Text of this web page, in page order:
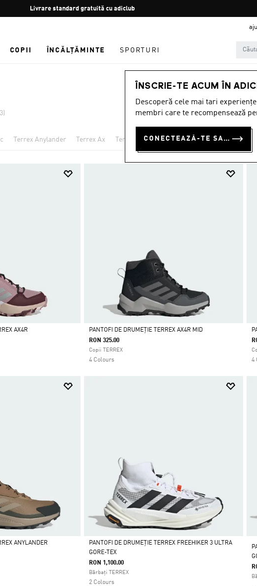
Oprește
rotația
Retur gratuit
COPII ÎNCĂLȚĂMINTE SPORTURI
ÎNSCRIE-TE ACUM ÎN
Descoperă cele mai tari
membri care te recompensează
CONECTEAZĂ-TE SAU ÎNSCRIE-TE ACUM
Terrex Anylander Terrex Ax Terrex Eastrail Terrex Free Hiker Terrex
AX4R
Da
PANTOFI DE DRUMEȚIE TERREX AX4R MID
RON 325.00
Copii TERREX
4 Colours
Da
4
ANYLANDER
Da
PANTOFI DE DRUMEȚIE TERREX FREEHIKER 3 ULTRA
GORE-TEX
RON 1,100.00
Bărbați TERREX
2 Colours